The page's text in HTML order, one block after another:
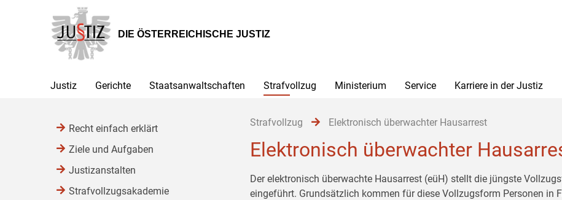
Hauptnavigation
[1]
Inhalt
[2]
Untermenü
[3]
DIE ÖSTERREICHISCHE JUSTIZ
Justiz Gerichte Staatsanwaltschaften Strafvollzug Ministerium Service Karriere in der Justiz
Strafvollzug Elektronisch überwachter Hausarrest
Elektronisch überwachter
Der elektronisch überwachte Hausarrest (eüH) stellt die jüngste
eingeführt. Grundsätzlich kommen für diese Vollzugsform Personen in
Recht einfach erklärt
Ziele und Aufgaben
Justizanstalten
Strafvollzugsakademie